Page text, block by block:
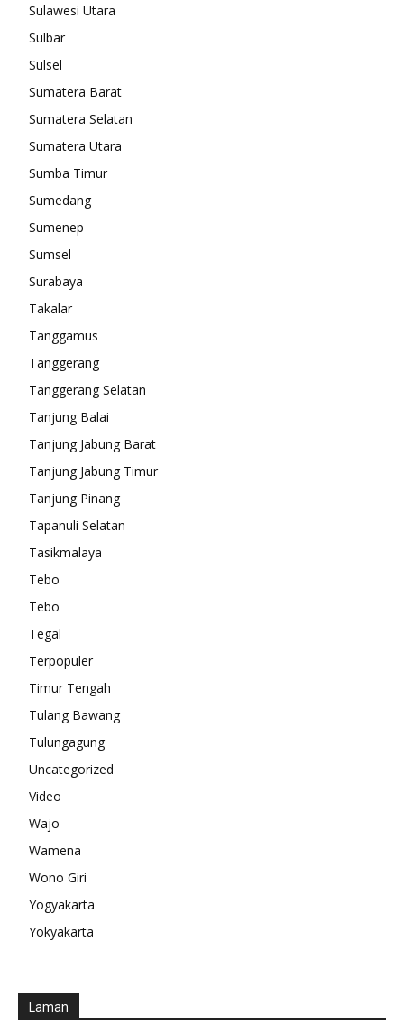
Sulawesi Utara
Sulbar
Sulsel
Sumatera Barat
Sumatera Selatan
Sumatera Utara
Sumba Timur
Sumedang
Sumenep
Sumsel
Surabaya
Takalar
Tanggamus
Tanggerang
Tanggerang Selatan
Tanjung Balai
Tanjung Jabung Barat
Tanjung Jabung Timur
Tanjung Pinang
Tapanuli Selatan
Tasikmalaya
Tebo
Tebo
Tegal
Terpopuler
Timur Tengah
Tulang Bawang
Tulungagung
Uncategorized
Video
Wajo
Wamena
Wono Giri
Yogyakarta
Yokyakarta
Laman